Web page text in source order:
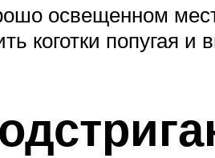
освещенном
коготки попугая